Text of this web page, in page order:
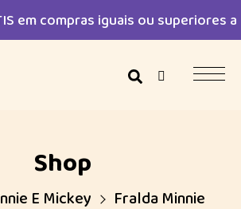
em compras iguais ou superiores
Shop
E Mickey
Fralda Minnie